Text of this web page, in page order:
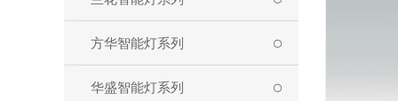
方华智能灯系列
华盛智能灯系列